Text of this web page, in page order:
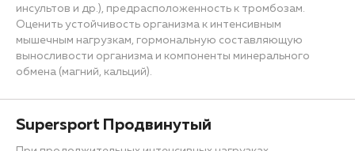
инсультов и др.), предрасположенность к тромбозам.
Оценить устойчивость организма к интенсивным
мышечным нагрузкам, гормональную составляющую
выносливости организма и компоненты минерального
обмена (магний, кальций).
Supersport Продвинутый